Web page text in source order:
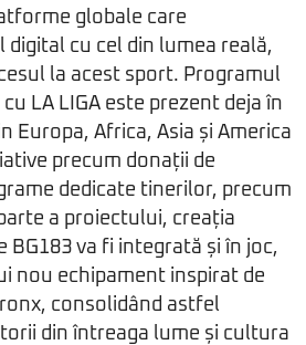
globale care
cu cel din lumea reală,
la acest sport. Programul
LA LIGA este prezent deja în
Europa, Africa, Asia și America
precum donații de
dedicate tinerilor, precum
a proiectului, creația
BG183 va fi integrată și în joc,
nou echipament inspirat de
consolidând astfel
din întreaga lume și cultura